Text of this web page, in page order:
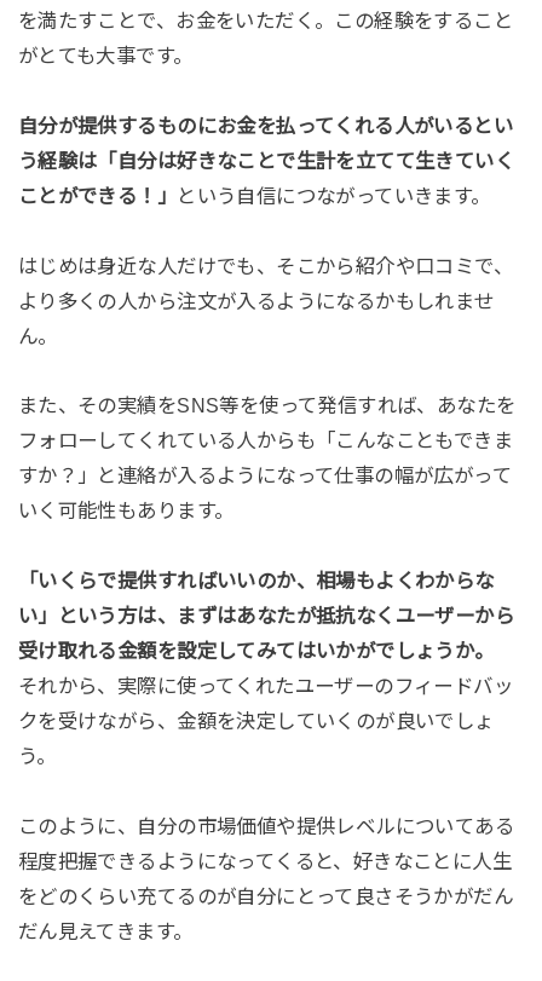
を満たすことで、お金をいただく。この経験をすること
がとても大事です。
自分が提供するものにお金を払ってくれる人がいるとい
う経験は「自分は好きなことで生計を立てて生きていく
ことができる！」
という自信につながっていきます。
はじめは身近な人だけでも、そこから紹介や口コミで、
より多くの人から注文が入るようになるかもしれませ
ん。
また、その実績をSNS等を使って発信すれば、あなたを
フォローしてくれている人からも「こんなこともできま
すか？」と連絡が入るようになって仕事の幅が広がって
いく可能性もあります。
「いくらで提供すればいいのか、相場もよくわからな
い」という方は、まずはあなたが抵抗なくユーザーから
受け取れる金額を設定してみてはいかがでしょうか。
それから、実際に使ってくれたユーザーのフィードバッ
クを受けながら、金額を決定していくのが良いでしょ
う。
このように、自分の市場価値や提供レベルについてある
程度把握できるようになってくると、好きなことに人生
をどのくらい充てるのが自分にとって良さそうかがだん
だん見えてきます。